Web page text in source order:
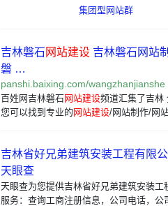
集团型网站群
吉林磐石 网站建设 吉林磐石网站
磐 …
panshi.baixing.com/wangzhanjianshe
百姓网吉林磐石网站建设频道汇集了吉林
您可以找到专业的 网站建设/网站制作/网
吉林省好兄弟建筑安装工程有限
天眼查
天眼查为您提供吉林省好兄弟建筑安装
服务：查询工商注册信息，公司电话，